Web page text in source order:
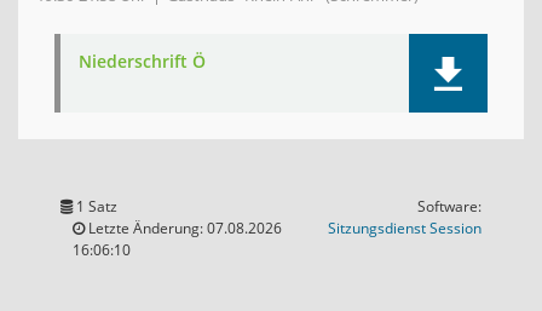
Niederschrift Ö
1 Satz
Letzte Änderung: 07.08.2026
16:06:10
Software:
SitzungsdienstSession(Wird in